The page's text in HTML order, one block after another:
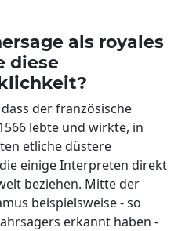
als royales
diese
der französische
lebte und wirkte, in
etliche düstere
einige Interpreten direkt
beziehen. Mitte der
beispielsweise - so
erkannt haben -